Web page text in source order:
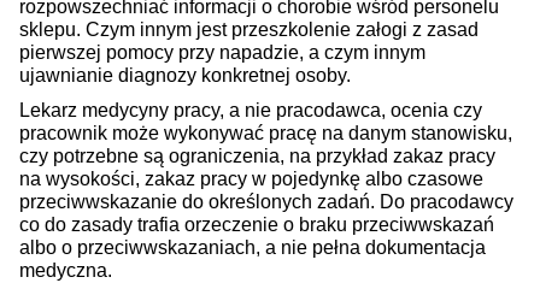
rozpowszechniać informacji o chorobie wśród personelu
sklepu. Czym innym jest przeszkolenie załogi z zasad
pierwszej pomocy przy napadzie, a czym innym
ujawnianie diagnozy konkretnej osoby.
Lekarz medycyny pracy, a nie pracodawca, ocenia czy
pracownik może wykonywać pracę na danym stanowisku,
czy potrzebne są ograniczenia, na przykład zakaz pracy
na wysokości, zakaz pracy w pojedynkę albo czasowe
przeciwwskazanie do określonych zadań. Do pracodawcy
co do zasady trafia orzeczenie o braku przeciwwskazań
albo o przeciwwskazaniach, a nie pełna dokumentacja
medyczna.